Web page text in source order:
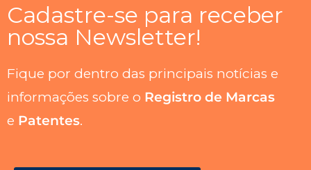
Cadastre-se para receber
nossa Newsletter!
Fique por dentro das principais notícias e
informações sobre o Registro de Marcas
e Patentes.